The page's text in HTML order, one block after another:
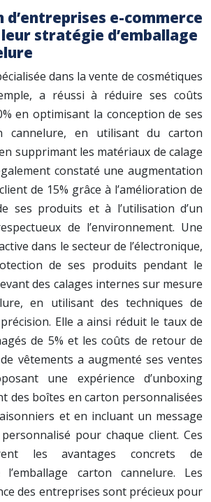
e-commerce
stratégie d’emballage
dans la vente de cosmétiques
a réussi à réduire ses coûts
en optimisant la conception de ses
cannelure, en utilisant du carton
supprimant les matériaux de calage
constaté une augmentation
de 15% grâce à l’amélioration de
ses produits et à l’utilisation d’un
de l’environnement. Une
dans le secteur de l’électronique,
de ses produits pendant le
des calages internes sur mesure
en utilisant des techniques de
Elle a ainsi réduit le taux de
de 5% et les coûts de retour de
vêtements a augmenté ses ventes
une expérience d’unboxing
des boîtes en carton personnalisées
et en incluant un message
pour chaque client. Ces
les avantages concrets de
l’emballage carton cannelure. Les
des entreprises sont précieux pour